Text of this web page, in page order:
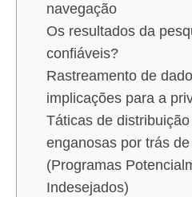
navegação
Os resultados da
confiáveis?
Rastreamento de
implicações para a
Táticas de distribuição
enganosas por trás
(Programas
Indesejados)